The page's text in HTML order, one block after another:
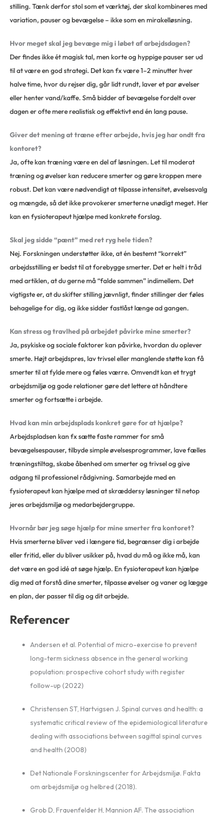
stilling. Tænk derfor stol som et værktøj, der skal kombineres med
variation, pauser og bevægelse – ikke som en mirakelløsning.
Hvor meget skal jeg bevæge mig i løbet af arbejdsdagen?
Der findes ikke ét magisk tal, men korte og hyppige pauser ser ud
til at være en god strategi. Det kan fx være 1–2 minutter hver
halve time, hvor du rejser dig, går lidt rundt, laver et par øvelser
eller henter vand/kaffe. Små bidder af bevægelse fordelt over
dagen er ofte mere realistisk og effektivt end én lang pause.
Giver det mening at træne efter arbejde, hvis jeg har ondt fra
kontoret?
Ja, ofte kan træning være en del af løsningen. Let til moderat
træning og øvelser kan reducere smerter og gøre kroppen mere
robust. Det kan være nødvendigt at tilpasse intensitet, øvelsesvalg
og mængde, så det ikke provokerer smerterne unødigt meget. Her
kan en fysioterapeut hjælpe med konkrete forslag.
Skal jeg sidde “pænt” med ret ryg hele tiden?
Nej. Forskningen understøtter ikke, at én bestemt “korrekt”
arbejdsstilling er bedst til at forebygge smerter. Det er helt i tråd
med artiklen, at du gerne må “falde sammen” indimellem. Det
vigtigste er, at du skifter stilling jævnligt, finder stillinger der føles
behagelige for dig, og ikke sidder fastlåst længe ad gangen.
Kan stress og travlhed på arbejdet påvirke mine smerter?
Ja, psykiske og sociale faktorer kan påvirke, hvordan du oplever
smerte. Højt arbejdspres, lav trivsel eller manglende støtte kan få
smerter til at fylde mere og føles værre. Omvendt kan et trygt
arbejdsmiljø og gode relationer gøre det lettere at håndtere
smerter og fortsætte i arbejde.
Hvad kan min arbejdsplads konkret gøre for at hjælpe?
Arbejdspladsen kan fx sætte faste rammer for små
bevægelsespauser, tilbyde simple øvelsesprogrammer, lave fælles
træningstiltag, skabe åbenhed om smerter og trivsel og give
adgang til professionel rådgivning. Samarbejde med en
fysioterapeut kan hjælpe med at skræddersy løsninger til netop
jeres arbejdsmiljø og medarbejdergruppe.
Hvornår bør jeg søge hjælp for mine smerter fra kontoret?
Hvis smerterne bliver ved i længere tid, begrænser dig i arbejde
eller fritid, eller du bliver usikker på, hvad du må og ikke må, kan
det være en god idé at søge hjælp. En fysioterapeut kan hjælpe
dig med at forstå dine smerter, tilpasse øvelser og vaner og lægge
en plan, der passer til dig og dit arbejde.
Referencer
Andersen et al. Potential of micro-exercise to prevent
long-term sickness absence in the general working
population: prospective cohort study with register
follow-up (2022)
Christensen ST, Hartvigsen J. Spinal curves and health: a
systematic critical review of the epidemiological literature
dealing with associations between sagittal spinal curves
and health (2008)
Det Nationale Forskningscenter for Arbejdsmiljø. Fakta
om arbejdsmiljø og helbred (2018).
Grob D, Frauenfelder H, Mannion AF. The association